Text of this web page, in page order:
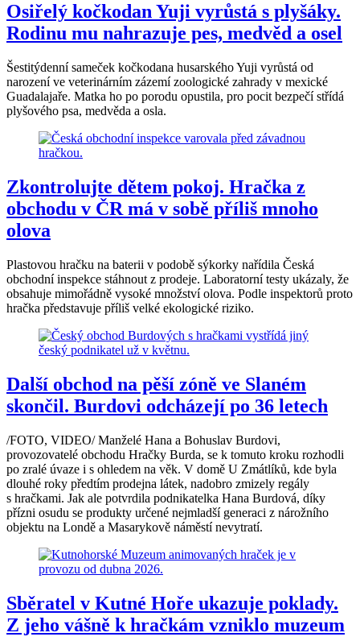
Osiřelý kočkodan Yuji vyrůstá s plyšáky.
Rodinu mu nahrazuje pes, medvěd a osel
Šestitýdenní sameček kočkodana husarského Yuji vyrůstá od
narození ve veterinárním zázemí zoologické zahrady v mexické
Guadalajaře. Matka ho po porodu opustila, pro pocit bezpečí střídá
plyšového psa, medvěda a osla.
Zkontrolujte dětem pokoj. Hračka z
obchodu v ČR má v sobě příliš mnoho
olova
Plastovou hračku na baterii v podobě sýkorky nařídila Česká
obchodní inspekce stáhnout z prodeje. Laboratorní testy ukázaly, že
obsahuje mimořádně vysoké množství olova. Podle inspektorů proto
hračka představuje příliš velké ekologické riziko.
Další obchod na pěší zóně ve Slaném
skončil. Burdovi odcházejí po 36 letech
/FOTO, VIDEO/ Manželé Hana a Bohuslav Burdovi,
provozovatelé obchodu Hračky Burda, se k tomuto kroku rozhodli
po zralé úvaze i s ohledem na věk. V domě U Zmátlíků, kde byla
dlouhé roky předtím prodejna látek, nadobro zmizely regály
s hračkami. Jak ale potvrdila podnikatelka Hana Burdová, díky
přízni osudu se produkty určené nejmladší generaci z nárožního
objektu na Londě a Masarykově náměstí nevytratí.
Sběratel v Kutné Hoře ukazuje poklady.
Z jeho vášně k hračkám vzniklo muzeum